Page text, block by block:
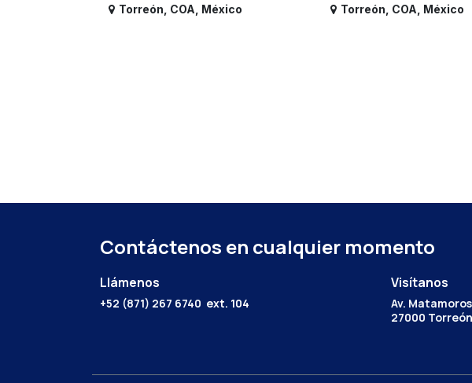
Torreón COA México Torreón COA México
Contáctenos en cualquier momento
Llámenos
+52 (871) 267 6740 ext. 104
Visítanos
Av.
27000